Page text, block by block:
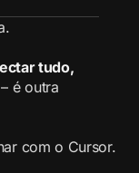
tudo,
é outra
com o Cursor.